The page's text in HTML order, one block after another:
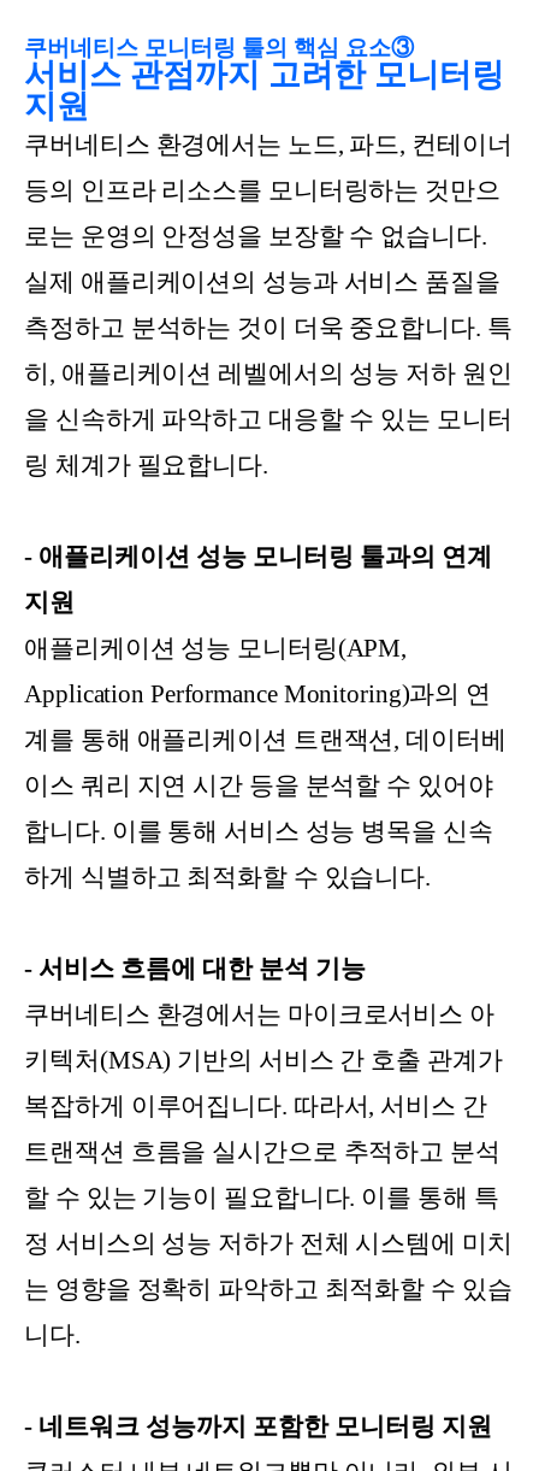
쿠버네티스 모니터링 툴의 핵심 요소③
서비스 관점까지 고려한 모니터링
지원
쿠버네티스 환경에서는 노드, 파드, 컨테이너
등의 인프라 리소스를 모니터링하는 것만으
로는 운영의 안정성을 보장할 수 없습니다.
실제 애플리케이션의 성능과 서비스 품질을
측정하고 분석하는 것이 더욱 중요합니다. 특
히, 애플리케이션 레벨에서의 성능 저하 원인
을 신속하게 파악하고 대응할 수 있는 모니터
링 체계가 필요합니다.
- 애플리케이션 성능 모니터링 툴과의 연계
지원
애플리케이션 성능 모니터링(APM,
Application Performance Monitoring)과의 연
계를 통해 애플리케이션 트랜잭션, 데이터베
이스 쿼리 지연 시간 등을 분석할 수 있어야
합니다. 이를 통해 서비스 성능 병목을 신속
하게 식별하고 최적화할 수 있습니다.
- 서비스 흐름에 대한 분석 기능
쿠버네티스 환경에서는 마이크로서비스 아
키텍처(MSA) 기반의 서비스 간 호출 관계가
복잡하게 이루어집니다. 따라서, 서비스 간
트랜잭션 흐름을 실시간으로 추적하고 분석
할 수 있는 기능이 필요합니다. 이를 통해 특
정 서비스의 성능 저하가 전체 시스템에 미치
는 영향을 정확히 파악하고 최적화할 수 있습
니다.
- 네트워크 성능까지 포함한 모니터링 지원